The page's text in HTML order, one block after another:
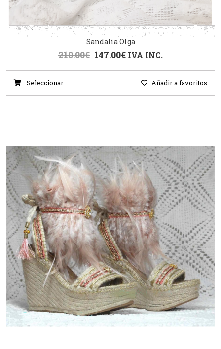
Sandalia Olga
210.00€ 147.00€ IVA INC.
Seleccionar Añadir a favoritos